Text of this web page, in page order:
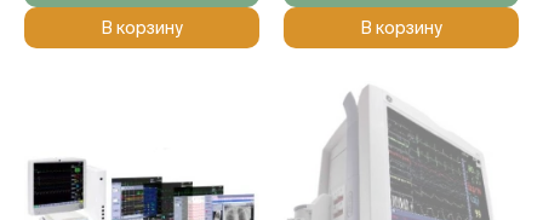
В корзину В корзину